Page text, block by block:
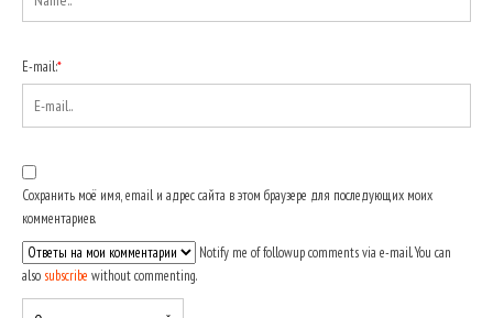
E-mail:*
Сохранить моё имя, email и адрес сайта в этом браузере для последующих моих
комментариев.
Notify me of followup comments via e-mail. You can
also subscribe without commenting.